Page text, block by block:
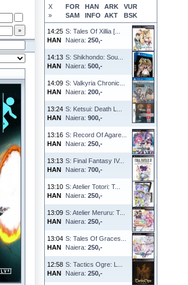
X FOR HAN ARK
VUR
»
SAM INFO AKT BSK
14:25
HAN
S: Tales Of Xillia [...
Naiera: 250,-
14:13
HAN
S: Shikhondo: Sou...
Naiera: 500,-
14:09
HAN
S: Valkyria Chronic...
Naiera: 200,-
13:24
HAN
S: Ketsui: Death L...
Naiera: 900,-
13:16
HAN
S: Record Of Agare...
Naiera: 250,-
13:13
HAN
S: Final Fantasy IV...
Naiera: 700,-
13:10
HAN
S: Atelier Totori: T...
Naiera: 250,-
13:09
HAN
S: Atelier Meruru: T...
Naiera: 250,-
13:04
HAN
S: Tales Of Graces...
Naiera: 250,-
12:58
HAN
S: Tactics Ogre: L...
Naiera: 250,-